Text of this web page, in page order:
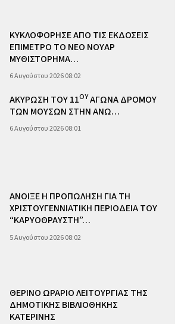
ΚΥΚΛΟΦΟΡΗΣΕ ΑΠΟ ΤΙΣ ΕΚΔΟΣΕΙΣ
ΕΠΙΜΕΤΡΟ ΤΟ ΝΕΟ ΝΟΥΑΡ
ΜΥΘΙΣΤΟΡΗΜΑ…
6 Αυγούστου 2026 08:02
ΑΚΥΡΩΣΗ ΤΟΥ 11ΟΥΑΓΩΝΑ ΔΡΟΜΟΥ
ΤΩΝ ΜΟΥΣΩΝ ΣΤΗΝ ΑΝΩ…
6 Αυγούστου 2026 08:01
ΑΝΟΙΞΕ Η ΠΡΟΠΩΛΗΣΗ ΓΙΑ ΤΗ
ΧΡΙΣΤΟΥΓΕΝΝΙΑΤΙΚΗ ΠΕΡΙΟΔΕΙΑ ΤΟΥ
“ΚΑΡΥΟΘΡΑΥΣΤΗ”…
5 Αυγούστου 2026 08:02
ΘΕΡΙΝΟ ΩΡΑΡΙΟ ΛΕΙΤΟΥΡΓΙΑΣ ΤΗΣ
ΔΗΜΟΤΙΚΗΣ ΒΙΒΛΙΟΘΗΚΗΣ
ΚΑΤΕΡΙΝΗΣ